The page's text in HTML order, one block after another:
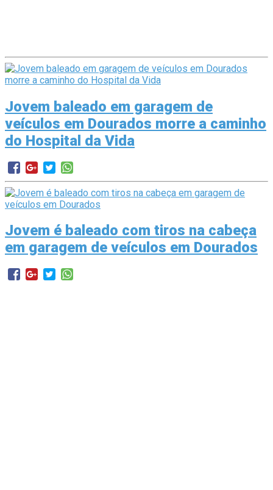
Jovem baleado em garagem de
veículos em Dourados morre a caminho
do Hospital da Vida
Jovem é baleado com tiros na cabeça
em garagem de veículos em Dourados